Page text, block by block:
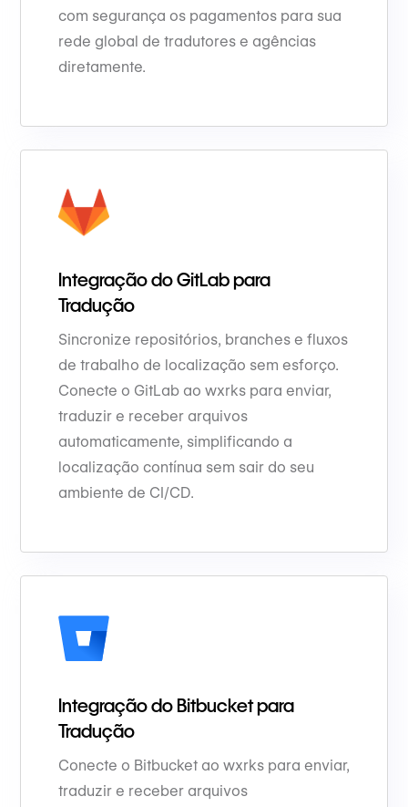
com segurança os pagamentos para sua
rede global de tradutores e agências
diretamente.
Integração do GitLab para
Tradução
Sincronize repositórios, branches e fluxos
de trabalho de localização sem esforço.
Conecte o GitLab ao wxrks para enviar,
traduzir e receber arquivos
automaticamente, simplificando a
localização contínua sem sair do seu
ambiente de CI/CD.
Integração do Bitbucket para
Tradução
Conecte o Bitbucket ao wxrks para enviar,
traduzir e receber arquivos